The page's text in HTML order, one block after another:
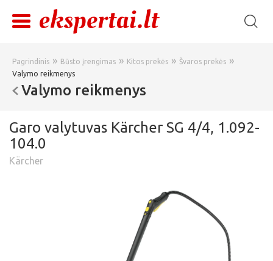
Pagrindinis » Būsto įrengimas » Kitos prekės » Švaros prekės »
Valymo reikmenys
Valymo reikmenys
Garo valytuvas Kärcher SG 4/4, 1.092-
104.0
Kärcher